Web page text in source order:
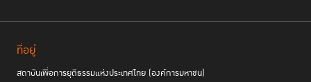
ที่อยู่
สถาบันเพื่อการยุติธรรมแห่งประเทศไทย (องค์การมหาชน)